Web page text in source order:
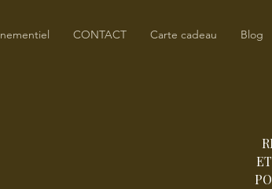
CONTACT Carte cadeau Blog